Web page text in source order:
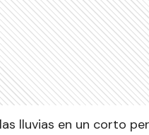
lluvias en un corto